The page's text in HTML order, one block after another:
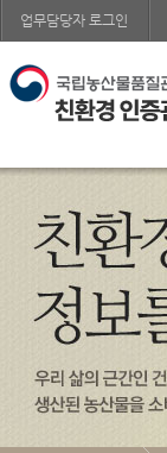
업무담당자 로그인